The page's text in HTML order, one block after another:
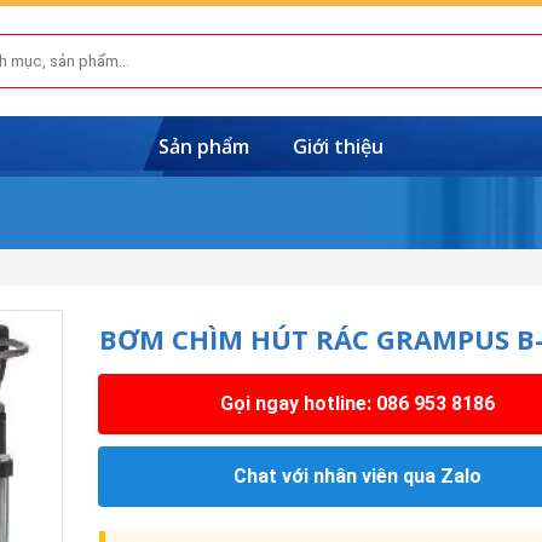
Sản phẩm Giới thiệu
BƠM CHÌM HÚT RÁC GRAMPUS
Gọi ngay hotline: 086 953 8186
Chat với nhân viên qua Zalo